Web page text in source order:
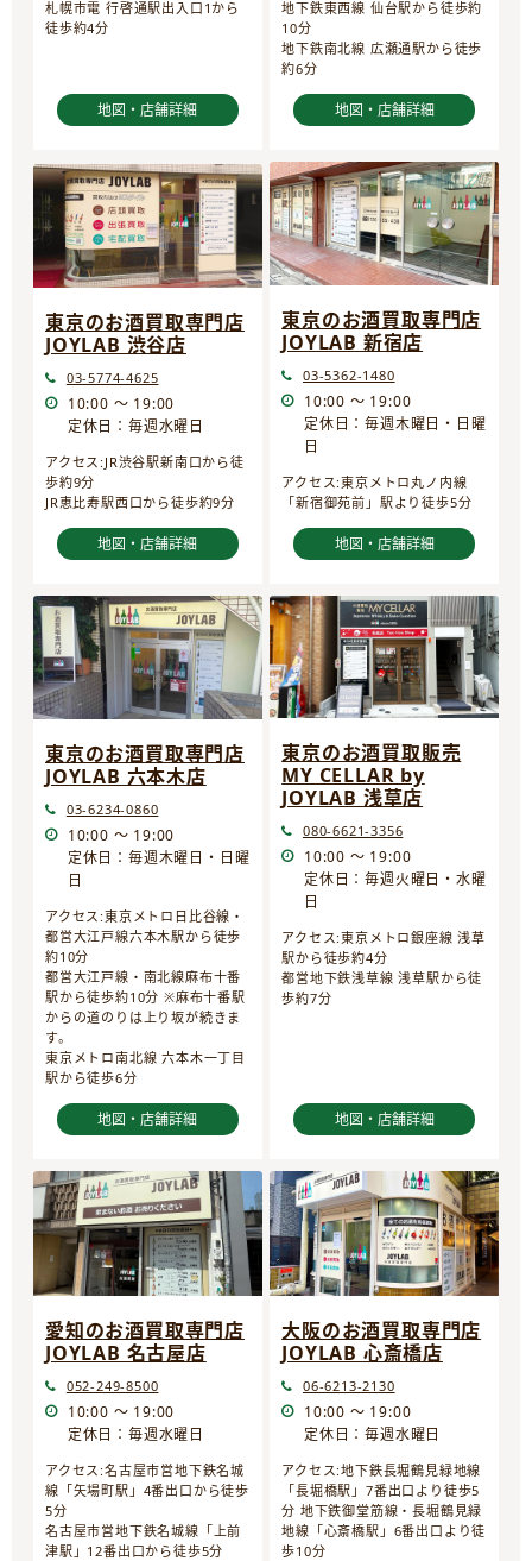
札幌市電 行啓通駅出入口1から
徒歩約4分
地図・店舗詳細
地下鉄東西線 仙台駅から徒歩約
10分
地下鉄南北線 広瀬通駅から徒歩
約6分
地図・店舗詳細
東京のお酒買取専門店
JOYLAB 渋谷店
03-5774-4625
10:00 ～ 19:00
定休日：毎週水曜日
アクセス:JR渋谷駅新南口から徒
歩約9分
JR恵比寿駅西口から徒歩約9分
地図・店舗詳細
東京のお酒買取専門店
JOYLAB 新宿店
03-5362-1480
10:00 ～ 19:00
定休日：毎週木曜日・日曜
日
アクセス:東京メトロ丸ノ内線
「新宿御苑前」駅より徒歩5分
地図・店舗詳細
東京のお酒買取専門店
JOYLAB 六本木店
03-6234-0860
10:00 ～ 19:00
定休日：毎週木曜日・日曜
日
アクセス:東京メトロ日比谷線・
都営大江戸線六本木駅から徒歩
約10分
都営大江戸線・南北線麻布十番
駅から徒歩約10分 ※麻布十番駅
からの道のりは上り坂が続きま
す。
東京メトロ南北線 六本木一丁目
駅から徒歩6分
地図・店舗詳細
東京のお酒買取販売
MY CELLAR by
JOYLAB 浅草店
080-6621-3356
10:00 ～ 19:00
定休日：毎週火曜日・水曜
日
アクセス:東京メトロ銀座線 浅草
駅から徒歩約4分
都営地下鉄浅草線 浅草駅から徒
歩約7分
地図・店舗詳細
愛知のお酒買取専門店
JOYLAB 名古屋店
052-249-8500
10:00 ～ 19:00
定休日：毎週水曜日
アクセス:名古屋市営地下鉄名城
線「矢場町駅」4番出口から徒歩
5分
名古屋市営地下鉄名城線「上前
津駅」12番出口から徒歩5分
大阪のお酒買取専門店
JOYLAB 心斎橋店
06-6213-2130
10:00 ～ 19:00
定休日：毎週水曜日
アクセス:地下鉄長堀鶴見緑地線
「長堀橋駅」7番出口より徒歩5
分 地下鉄御堂筋線・長堀鶴見緑
地線「心斎橋駅」6番出口より徒
歩10分